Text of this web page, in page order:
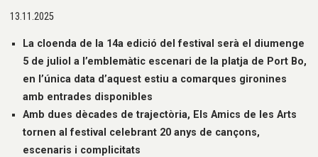
13.11.2025
La cloenda de la 14a edició del festival serà el diumenge
5 de juliol a l’emblemàtic escenari de la platja de Port Bo,
en l’única data d’aquest estiu a comarques gironines
amb entrades disponibles
Amb dues dècades de trajectòria, Els Amics de les Arts
tornen al festival celebrant 20 anys de cançons,
escenaris i complicitats